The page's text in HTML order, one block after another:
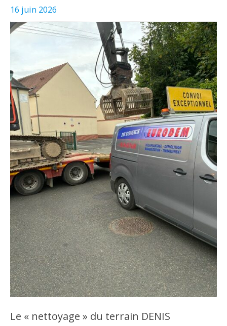
16 juin 2026
Le « nettoyage » du terrain DENIS